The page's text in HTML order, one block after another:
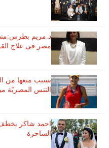
مصر فى علاج
بسبب منعها من
التنس​ المصريّة
احمد شاكر يخطف
الساحرة